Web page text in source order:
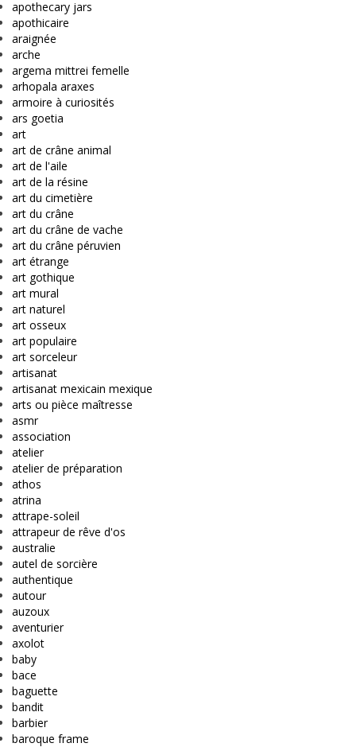
apothecary jars
apothicaire
araignée
arche
argema mittrei femelle
arhopala araxes
armoire à curiosités
ars goetia
art
art de crâne animal
art de l'aile
art de la résine
art du cimetière
art du crâne
art du crâne de vache
art du crâne péruvien
art étrange
art gothique
art mural
art naturel
art osseux
art populaire
art sorceleur
artisanat
artisanat mexicain mexique
arts ou pièce maîtresse
asmr
association
atelier
atelier de préparation
athos
atrina
attrape-soleil
attrapeur de rêve d'os
australie
autel de sorcière
authentique
autour
auzoux
aventurier
axolot
baby
bace
baguette
bandit
barbier
baroque frame